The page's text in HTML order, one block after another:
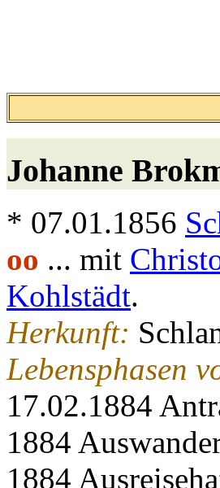
Johanne
* 07.01.1856
oo ... mit
Kohlstädt.
Herkunft:
Lebensphasen
17.02.1884
1884
1884